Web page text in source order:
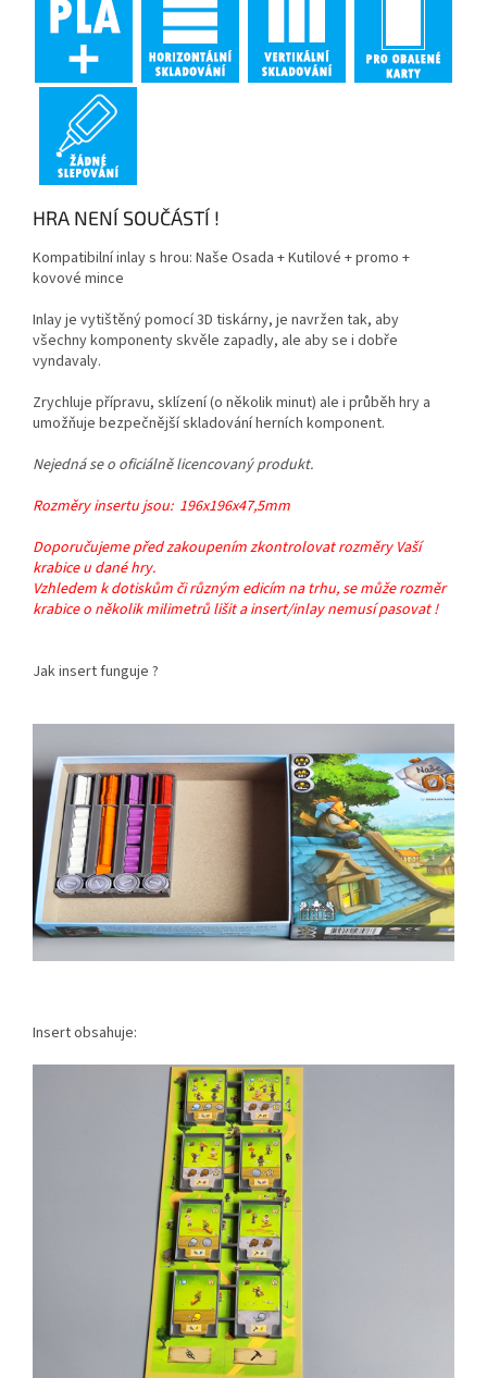
HRA NENÍ SOUČÁSTÍ !
Kompatibilní inlay s hrou: Naše Osada + Kutilové + promo +
kovové mince
Inlay je vytištěný pomocí 3D tiskárny, je navržen tak, aby
všechny komponenty skvěle zapadly, ale aby se i dobře
vyndavaly.
Zrychluje přípravu, sklízení (o několik minut) ale i průběh hry a
umožňuje bezpečnější skladování herních komponent.
Nejedná se o oficiálně licencovaný produkt.
Rozměry insertu jsou: 196x196x47,5mm
Doporučujeme před zakoupením zkontrolovat rozměry Vaší
krabice u dané hry.
Vzhledem k dotiskům či různým edicím na trhu, se může rozměr
krabice o několik milimetrů lišit a insert/inlay nemusí pasovat !
Jak insert funguje ?
Insert obsahuje: